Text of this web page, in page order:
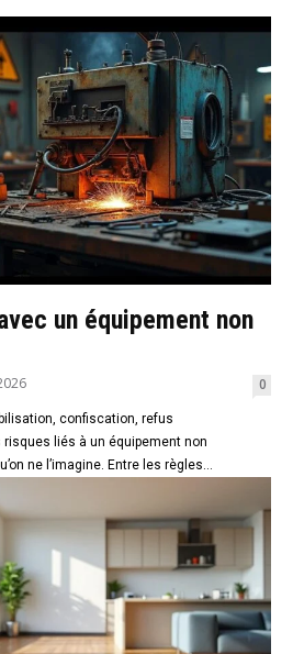
un équipement non
0
confiscation, refus
liés à un équipement non
ne l’imagine. Entre les règles...